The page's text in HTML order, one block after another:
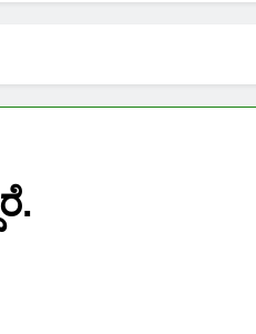
ಪಂಚಾಯ್ತಿಯಲ್ಲೇ ಪಡೆಯಿರಿ!
ನಿಮ್ಮ ಆಧಾರ್